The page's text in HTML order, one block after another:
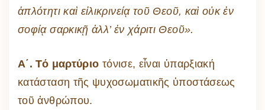
ἁπλότητι καὶ εἰλικρινείᾳ τοῦ Θεοῦ, καὶοὐκ ἐν
σοφίᾳ σαρκικῇ ἀλλ’ ἐν χάριτι Θεοῦ».
Α΄. Τό μαρτύριο τόνισε, εἶναι ὑπαρξιακή
κατάσταση τῆς ψυχοσωματικῆς ὑποστάσεως
τοῦ ἀνθρώπου.